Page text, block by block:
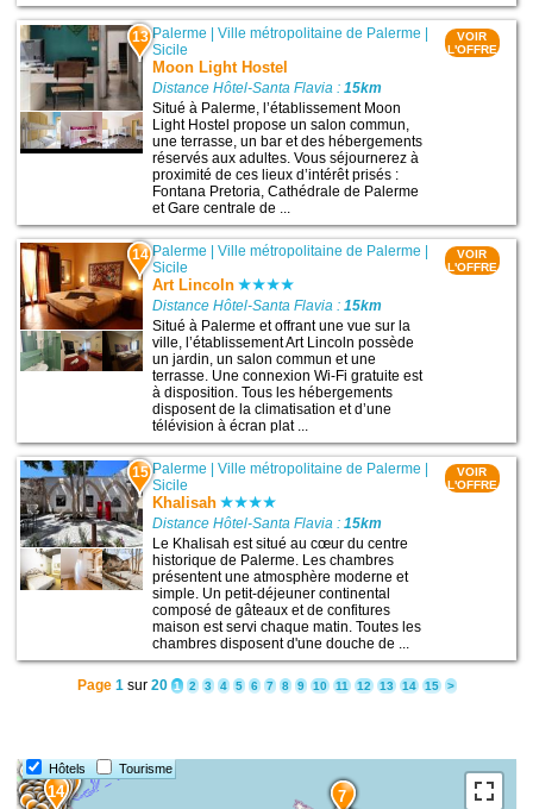
13 Palerme |Ville métropolitaine de Palerme
Sicile
Moon Light Hostel
Distance Hôtel-Santa Flavia :15km
Situé à Palerme, l’établissement Moon
Light Hostel propose un salon commun,
une terrasse, un bar et des hébergements
réservés aux adultes. Vous séjournerez à
proximité de ces lieux d’intérêt prisés :
Fontana Pretoria, Cathédrale de Palerme
et Gare centrale de ...
VOIR
L'OFFRE
14 Palerme |Ville métropolitaine de Palerme
Sicile
Art Lincoln
Distance Hôtel-Santa Flavia :15km
Situé à Palerme et offrant une vue sur la
ville, l’établissement Art Lincoln possède
un jardin, un salon commun et une
terrasse. Une connexion Wi-Fi gratuite est
à disposition. Tous les hébergements
disposent de la climatisation et d’une
télévision à écran plat ...
VOIR
L'OFFRE
15 Palerme |Ville métropolitaine de Palerme
Sicile
Khalisah
Distance Hôtel-Santa Flavia :15km
Le Khalisah est situé au cœur du centre
historique de Palerme. Les chambres
présentent une atmosphère moderne et
simple. Un petit-déjeuner continental
composé de gâteaux et de confitures
maison est servi chaque matin. Toutes les
chambres disposent d'une douche de ...
VOIR
L'OFFRE
Page 1sur 20 1 2 3 4 5 6 7 8 9 10 11 12 13 14 15 >
Hôtels Tourisme
15
14
13
12
1110
7